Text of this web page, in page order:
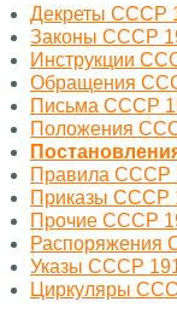
Декреты СССР
Законы СССР
Инструкции
Обращения
Письма СССР
Положения
Правила СССР
Приказы СССР
Прочие СССР
Распоряжения
Указы СССР
Циркуляры